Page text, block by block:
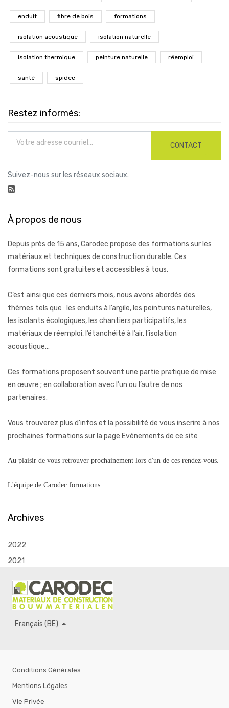
enduit fibre de bois formations
isolation acoustique isolation naturelle
isolation thermique peinture naturelle réemploi
santé spidec
Restez informés:
CONTACT
Suivez-nous sur les réseaux sociaux.
À propos de nous
Depuis près de 15 ans, Carodec propose des formations sur les
matériaux et techniques de construction durable. Ces
formations sont gratuites et accessibles à tous.
C’est ainsi que ces derniers mois, nous avons abordés des
thèmes tels que : les enduits à l’argile, les peintures naturelles,
les isolants écologiques, les chantiers participatifs, les
matériaux de réemploi, l’étanchéité à l’air, l’isolation
acoustique…
Ces formations proposent souvent une partie pratique de mise
en œuvre ; en collaboration avec l’un ou l’autre de nos
partenaires.
Vous trouverez plus d’infos et la possibilité de vous inscrire à nos
prochaines formations sur la page Evénements de ce site
Au plaisir de vous retrouver prochainement lors d'un de ces rendez-vous.
L'équipe de Carodec formations
Archives
2022
2021
Français (BE)
Conditions Générales
Mentions Légales
Vie Privée